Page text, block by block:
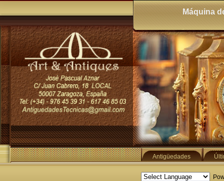
Máquina
Antigüedades